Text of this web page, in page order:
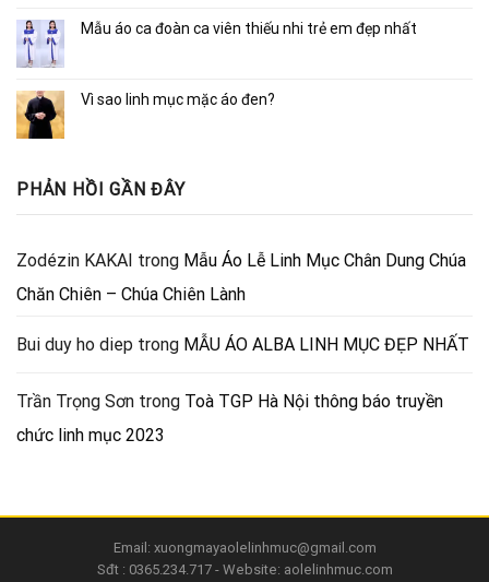
Mẫu áo ca đoàn ca viên thiếu nhi trẻ em đẹp nhất
Vì sao linh mục mặc áo đen?
PHẢN HỒI GẦN ĐÂY
Zodézin KAKAI trong Mẫu Áo Lễ Linh Mục Chân Dung Chúa
Chăn Chiên – Chúa Chiên Lành
Bui duy ho diep trong MẪU ÁO ALBA LINH MỤC ĐẸP NHẤT
Trần Trọng Sơn trong Toà TGP Hà Nội thông báo truyền
chức linh mục 2023
Email: xuongmayaolelinhmuc@gmail.com
Sđt : 0365.234.717 - Website: aolelinhmuc.com